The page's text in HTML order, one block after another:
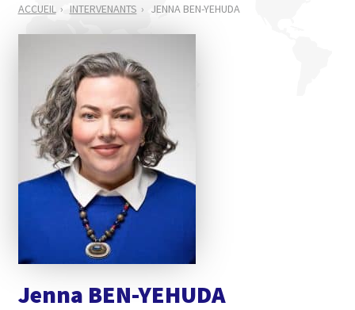
ACCUEIL INTERVENANTS JENNA BEN-YEHUDA
Jenna BEN-YEHUDA